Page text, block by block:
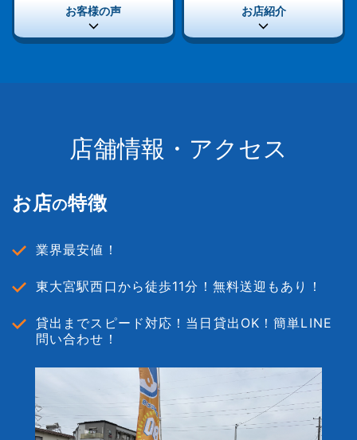
お客様の声 お店紹介
店舗情報・アクセス
お店の特徴
業界最安値！
東大宮駅西口から徒歩11分！無料送迎もあり！
貸出までスピード対応！当日貸出OK！簡単LINE
問い合わせ！